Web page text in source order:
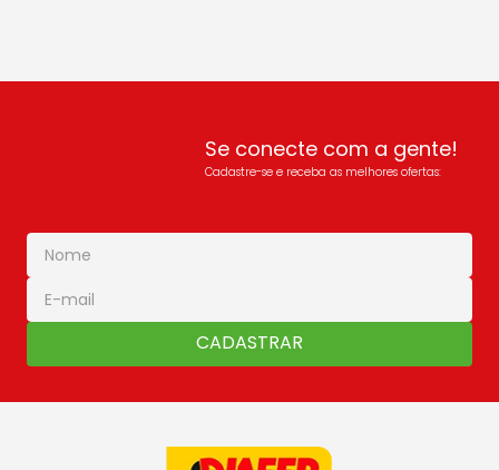
Se conecte com a gente!
Cadastre-se e receba as melhores ofertas:
CADASTRAR